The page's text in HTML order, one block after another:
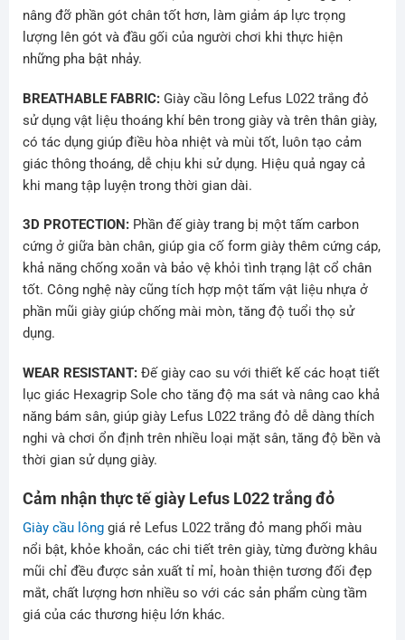
nâng đỡ phần gót chân tốt hơn, làm giảm áp lực trọng
lượng lên gót và đầu gối của người chơi khi thực hiện
những pha bật nhảy.
BREATHABLE FABRIC: Giày cầu lông Lefus L022 trắng đỏ
sử dụng vật liệu thoáng khí bên trong giày và trên thân giày,
có tác dụng giúp điều hòa nhiệt và mùi tốt, luôn tạo cảm
giác thông thoáng, dễ chịu khi sử dụng. Hiệu quả ngay cả
khi mang tập luyện trong thời gian dài.
3D PROTECTION:Phần đế giày trang bị một tấm carbon
cứng ở giữa bàn chân, giúp gia cố form giày thêm cứng cáp,
khả năng chống xoắn và bảo vệ khỏi tình trạng lật cổ chân
tốt. Công nghệ này cũng tích hợp một tấm vật liệu nhựa ở
phần mũi giày giúp chống mài mòn, tăng độ tuổi thọ sử
dụng.
WEAR RESISTANT:Đế giày cao su với thiết kế các hoạt tiết
lục giác Hexagrip Sole cho tăng độ ma sát và nâng cao khả
năng bám sân, giúp giày Lefus L022 trắng đỏ dễ dàng thích
nghi và chơi ổn định trên nhiều loại mặt sân, tăng độ bền và
thời gian sử dụng giày.
Cảm nhận thực tế giày Lefus L022 trắng đỏ
Giày cầu lônggiá rẻ Lefus L022 trắng đỏ mang phối màu
nổi bật, khỏe khoắn, các chi tiết trên giày, từng đường khâu
mũi chỉ đều được sản xuất tỉ mỉ, hoàn thiện tương đối đẹp
mắt, chất lượng hơn nhiều so với các sản phẩm cùng tầm
giá của các thương hiệu lớn khác.